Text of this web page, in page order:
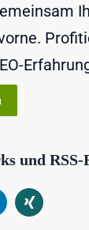
und RSS-